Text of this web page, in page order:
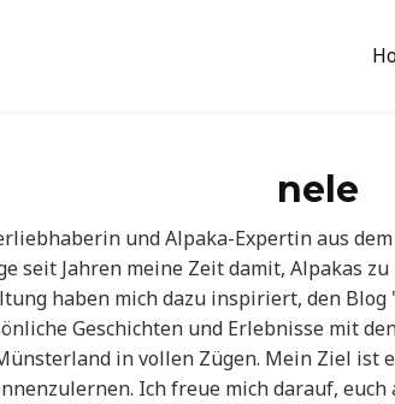
nele
und Alpaka-Expertin aus
seit Jahren meine Zeit damit, Alpakas
haben mich dazu inspiriert, den
Geschichten und Erlebnisse mit
in vollen Zügen. Mein Ziel ist
Ich freue mich darauf,